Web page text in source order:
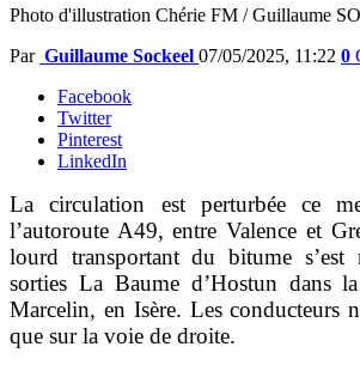
Photo d'illustration Chérie FM / Guillaume
Par Guillaume Sockeel 07/05/2025, 11:22 0
Facebook
Twitter
Pinterest
LinkedIn
La circulation est perturbée ce
l’autoroute A49, entre Valence et
lourd transportant du bitume s’est
sorties La Baume d’Hostun dans
Marcelin, en Isère. Les conducteurs
que sur la voie de droite.